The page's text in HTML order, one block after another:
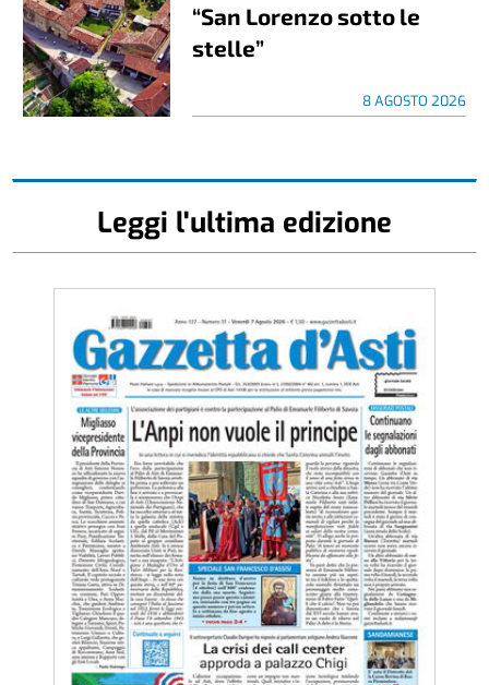
“San Lorenzo sotto le
stelle”
8 AGOSTO 2026
Leggi l'ultima edizione